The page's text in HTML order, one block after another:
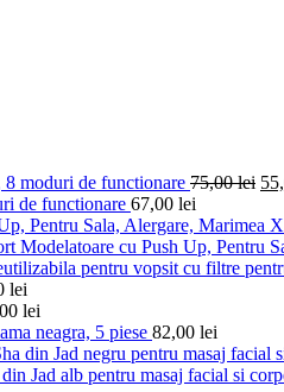
8 moduri de functionare 75,00lei
de functionare 67,00 lei
Pentru Sala, Alergare, Marimea
Modelatoare cu Push Up, Pentru
pentru vopsit cu filtre
lei
lei
neagra, 5 piese 82,00 lei
din Jad negru pentru masaj facial
Jad alb pentru masaj facial si